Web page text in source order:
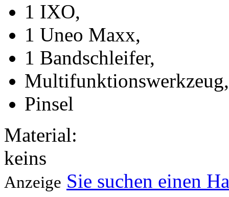
1 IXO,
1 Uneo Maxx,
1 Bandschleifer,
Multifunktionswerkzeug,
Pinsel
Material:
keins
Anzeige Sie suchen einen